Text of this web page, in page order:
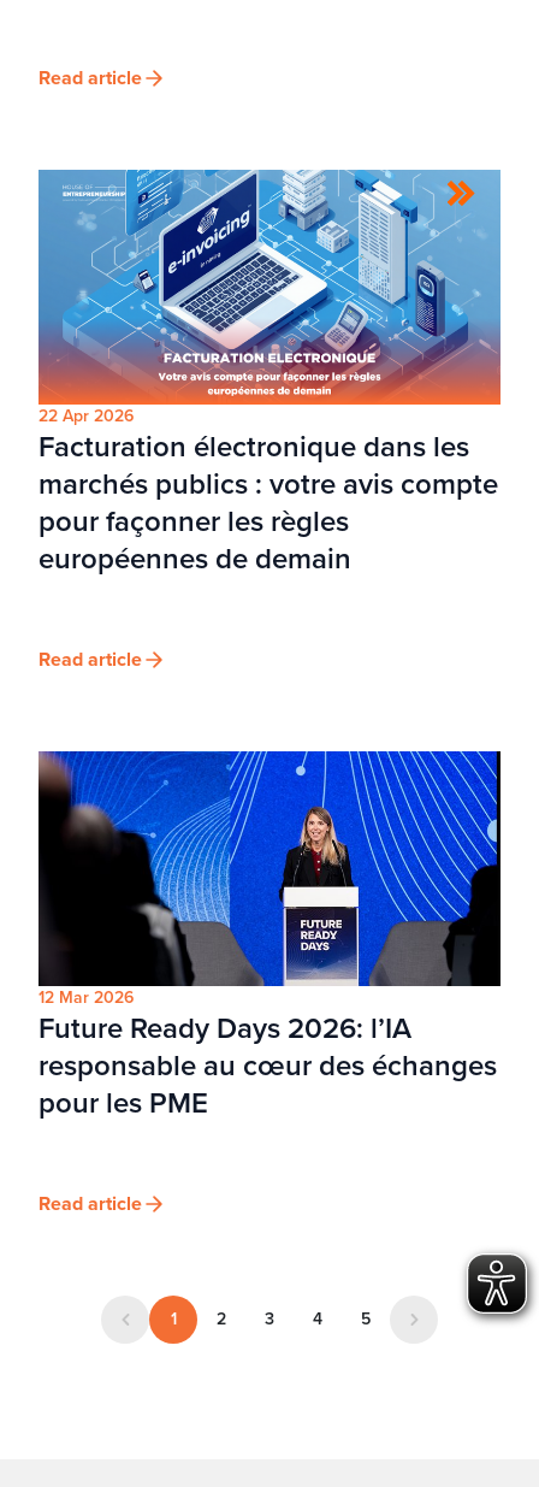
Read article
22 Apr 2026
Facturation électronique dans les
marchés publics : votre avis compte
pour façonner les règles
européennes de demain
Read article
12 Mar 2026
Future Ready Days 2026: l’IA
responsable au cœur des échanges
pour les PME
Read article
1 2 3 4 5